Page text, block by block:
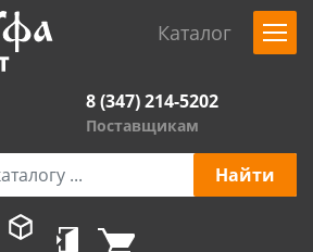
Каталог
8 (347) 214-5202
Поставщикам